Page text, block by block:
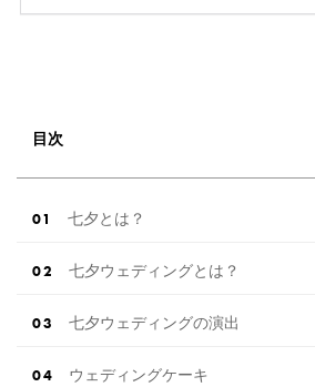
ン内容をま […]続きを読む
目次
七夕とは？
七夕ウェディングとは？
七夕ウェディングの演出
ウェディングケーキ